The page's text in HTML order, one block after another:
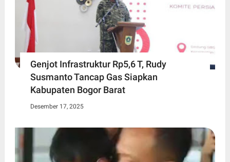
Genjot Infrastruktur Rp5,6 T, Rudy
Susmanto Tancap Gas Siapkan
Kabupaten Bogor Barat
Desember 17, 2025